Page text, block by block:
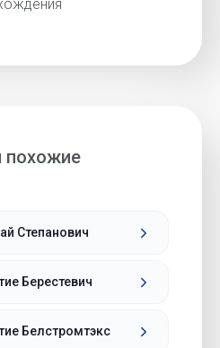
похожие
Степанович
Берестевич
Белстромтэкс